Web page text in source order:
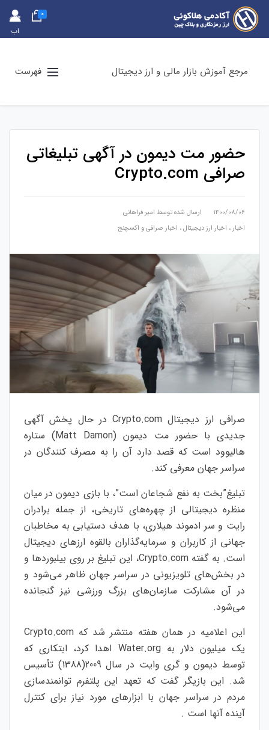
حس
اب
0
مرجع آموزش بازار مالی و ارز دیجیتال فهرست
حضور مت دیمون در آگهی تبلیغاتی
صرافی Crypto‌.‌com
۱۴۰۰/۰۸/۰۶ ارسال شده توسط امیر فراهانی
اخبار ، اخبار ارز دیجیتال، اخبار صرافی و اکسچنج
صرافی ارز دیجیتال Crypto.com در حال پخش آگهی
جدیدی با حضور مت دیمون (Matt Damon) ستاره
هالیوود است که قصد دارد آن را به مصرف کنندگان در
سراسر جهان معرفی کند.
تبلیغ”بخت به نفع شجاعان است”، با بازی دیمون در میان
منظره دیجیتالی از چهره‌های تاریخی، از جمله برادران
رایت و سر ادموند هیلاری، با هدف دستیابی به مخاطبان
جهانی از کاربران و سرمایه‌گذاران بالقوه ارزهای دیجیتال
است. به گفته Crypto.com، این تبلیغ بر روی بیلبوردها و
در بخش‌های تلویزیونی در سراسر جهان ظاهر می‌شود و
در آن مشارکت سازمان‌های بزرگ ورزشی نیز گنجانده
می‌شود.
این اعلامیه در همان هفته منتشر شد که Crypto.com
یک میلیون دلار به Water.org اهدا کرد، ابتکاری که
توسط دیمون و گری وایت در سال 2009(1388) تأسیس
شد. این بازیگر گفت که تعهد این پلتفرم توانمندسازی
مردم در سراسر جهان با ابزارهای مورد نیاز برای کنترل
آینده آنها است .